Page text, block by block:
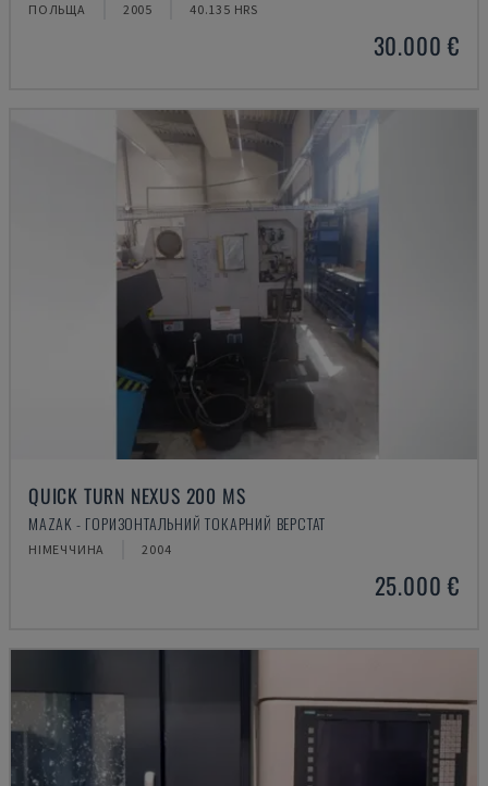
ПОЛЬЩА 2005 40.135 HRS
30.000 €
QUICK TURN NEXUS 200 MS
MAZAK - ГОРИЗОНТАЛЬНИЙ ТОКАРНИЙ ВЕРСТАТ
НІМЕЧЧИНА 2004
25.000 €